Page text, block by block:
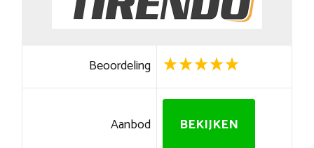
Beoordeling
Aanbod BEKIJKEN